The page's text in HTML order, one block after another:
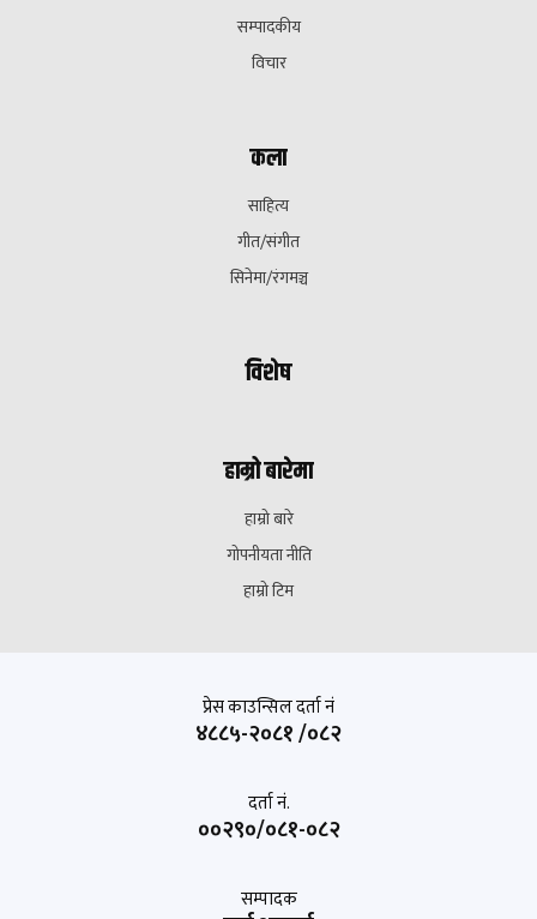
सम्पादकीय
विचार
कला
साहित्य
गीत/संगीत
सिनेमा/रंगमञ्च
विशेष
हाम्रो बारेमा
हाम्रो बारे
गोपनीयता नीति
हाम्रो टिम
प्रेस काउन्सिल दर्ता नं
४८८५-२०८१ /०८२
दर्ता नं.
००२९०/०८१-०८२
सम्पादक